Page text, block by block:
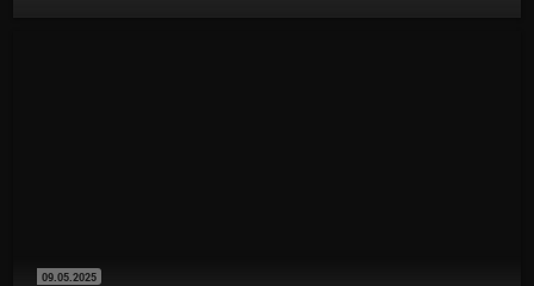
09.05.2025